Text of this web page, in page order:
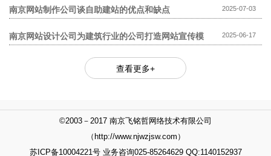
南京网站制作公司谈自助建站的优点和缺点 2025-07-03
南京网站设计公司为建筑行业的公司打造网站宣传模
2025-06-17
查看更多+
©2003－2017 南京飞铭哲网络技术有限公司
（http://www.njwzjsw.com）
苏ICP备10004221号 业务咨询025-85264629 QQ:1140152937